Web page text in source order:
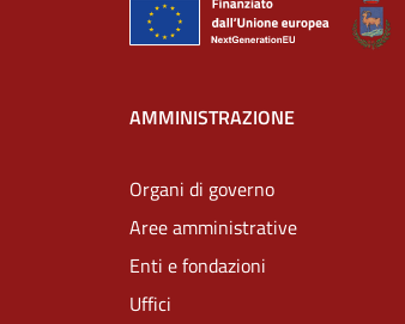
AMMINISTRAZIONE
Organi di governo
Aree amministrative
Enti e fondazioni
Uffici